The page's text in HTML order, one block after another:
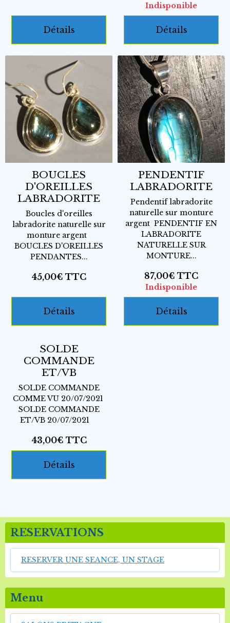
Détails
Indisponible
Détails
BOUCLES
D'OREILLES
LABRADORITE
Boucles d'oreilles
labradorite naturelle sur
monture argent
BOUCLES D'OREILLES
PENDANTES...
45,00€ TTC
Détails
PENDENTIF
LABRADORITE
Pendentif labradorite
naturelle sur monture
argent PENDENTIF EN
LABRADORITE
NATURELLE SUR
MONTURE...
87,00€ TTC
Indisponible
Détails
SOLDE
COMMANDE
ET/VB
SOLDE COMMANDE
COMME VU 20/07/2021
SOLDE COMMANDE
ET/VB 20/07/2021
43,00€ TTC
Détails
RESERVATIONS
RESERVER UNE SEANCE, UN STAGE
Menu